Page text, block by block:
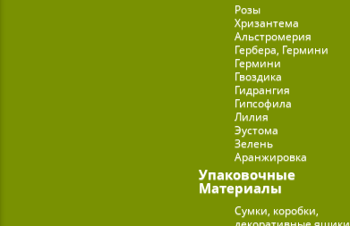
Розы
Хризантема
Альстромерия
Гербера, Гермини
Гермини
Гвоздика
Гидрангия
Гипсофила
Лилия
Эустома
Зелень
Аранжировка
Упаковочные
Материалы
Сумки, коробки,